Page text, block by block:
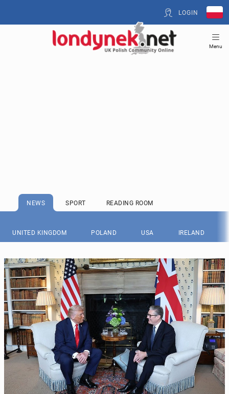
LOGIN
Menu
NEWS SPORT READING ROOM
UNITED KINGDOM POLAND USA IRELAND